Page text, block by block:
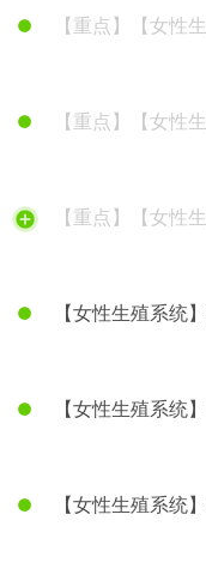
【重点】【女性
【重点】【女性
【重点】【女性
【女性生殖系统
【女性生殖系统
【女性生殖系统